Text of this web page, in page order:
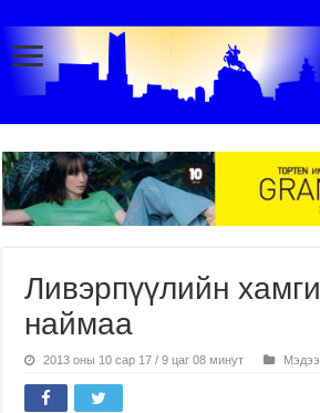
Ливэрпүүлийн
наймаа
2013 оны 10 сар 17 / 9 цаг 08 минут